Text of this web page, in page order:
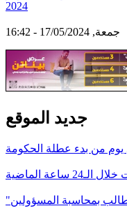
2024
جمعة, 17/05/2024 - 16:42
جديد الموقع
يوم من بدء عطلة الحكومة
الماضية
بمحاسبة المسؤولين